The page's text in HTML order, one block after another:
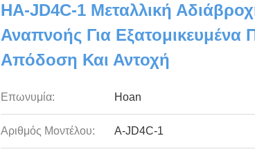
HA-JD4C-1 Μεταλλική
Αναπνοής Για Εξατομικευμένα
Απόδοση Και Αντοχή
Επωνυμία: Hoan
Αριθμός Μοντέλου: Α-JD4C-1